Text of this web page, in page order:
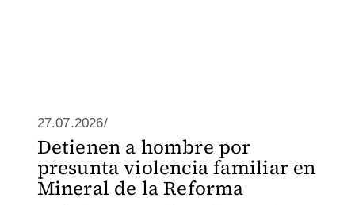
27.07.2026/
Detienen a hombre por
presunta violencia familiar en
Mineral de la Reforma